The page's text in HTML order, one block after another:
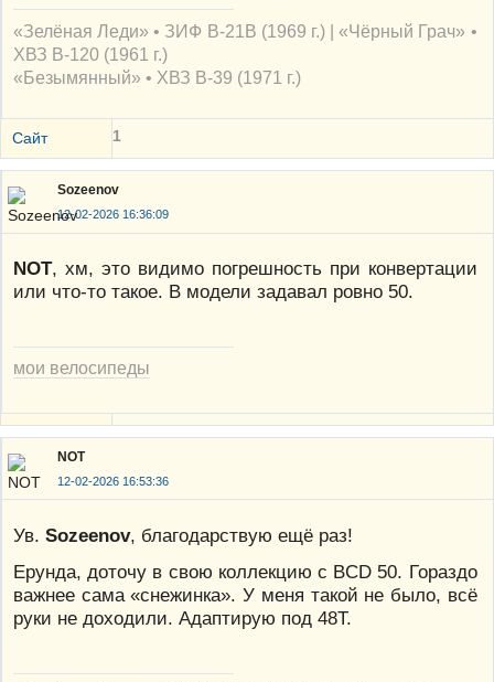
«Зелёная Леди» • ЗИФ В-21В (1969 г.) | «Чёрный Грач» •
ХВЗ В-120 (1961 г.)
«Безымянный» • ХВЗ В-39 (1971 г.)
Сайт 1
Sozeenov
12-02-2026 16:36:09
NOT, хм, это видимо погрешность при конвертации
или что-то такое. В модели задавал ровно 50.
мои велосипеды
NOT
12-02-2026 16:53:36
Ув. Sozeenov, благодарствую ещё раз!
Ерунда, доточу в свою коллекцию с BCD 50. Гораздо
важнее сама «снежинка». У меня такой не было, всё
руки не доходили. Адаптирую под 48T.